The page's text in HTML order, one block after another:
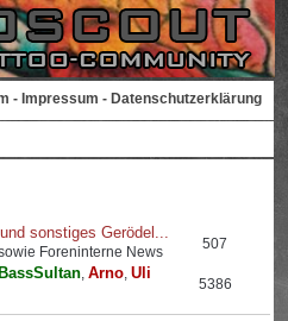
- Impressum - Datenschutzerklärung
sonstiges Gerödel...
Foreninterne News
BassSultan,Arno,Uli
507
5386